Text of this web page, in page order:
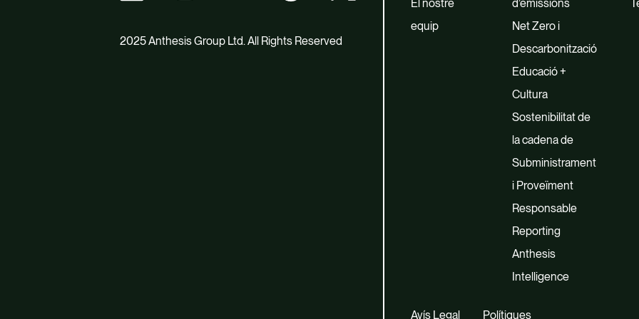
2025 Anthesis Group Ltd. All Rights Reserved
El nostre
equip
d’emissions
Net Zero i
Descarbonització
Educació +
Cultura
Sostenibilitat de
la cadena de
Subministrament
i Proveïment
Responsable
Reporting
Anthesis
Intelligence
Avís Legal Polítiques